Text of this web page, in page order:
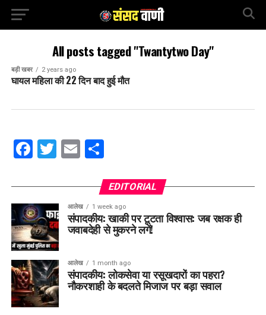
All posts tagged "Twantytwo Day"
बड़ी खबर 2 years ago
घायल महिला की 22 दिन बाद हुई मौत
Facebook
Twitter
EmailShare
EDITORIAL
आलेख 1 week ago
संपादकीय: खाकी पर टूटता विश्वास: जब रक्षक ही
जवाबदेही से मुकरने लगें!
आलेख 1 month ago
संपादकीय: लोकसेवा या रसूखदारों का पहरा?
नौकरशाही के बदलते मिजाज पर बड़ा सवाल